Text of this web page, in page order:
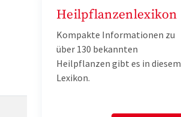
Heilpflanzenlexikon
Kompakte Informationen zu
über 130 bekannten
Heilpflanzen gibt es in diesem
Lexikon.